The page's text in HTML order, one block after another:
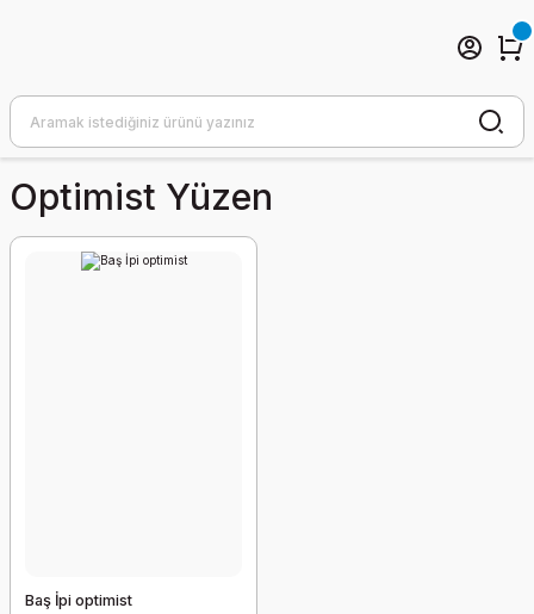
Optimist Yüzen
Baş İpi optimist